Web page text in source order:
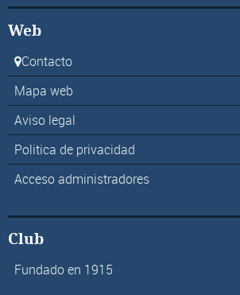
Web
Contacto
Mapa web
Aviso legal
Politica de privacidad
Acceso administradores
Club
Fundado en 1915